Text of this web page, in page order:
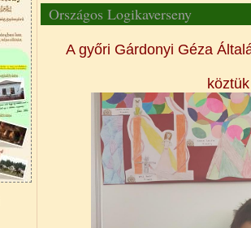
Országos Logikaverseny
A győri Gárdonyi Géza